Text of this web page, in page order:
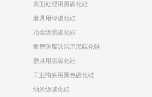
表面处理用黑碳化硅
磨具用绿碳化硅
冶金级黑碳化硅
耐磨防腐涂层用黑碳化硅
磨具用黑碳化硅
工业陶瓷用黑色碳化硅
纳米级碳化硅